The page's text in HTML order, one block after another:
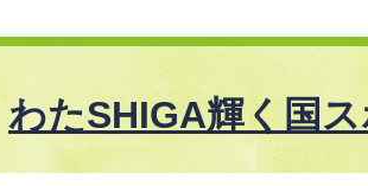
わたSHIGA輝く国